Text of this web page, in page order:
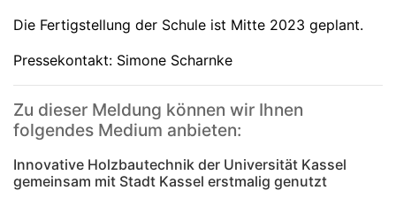
Die Fertigstellung der Schule ist Mitte 2023 geplant.
Pressekontakt: Simone Scharnke
Zu dieser Meldung können wir Ihnen
folgendes Medium anbieten:
Innovative Holzbautechnik der Universität Kassel
gemeinsam mit Stadt Kassel erstmalig genutzt